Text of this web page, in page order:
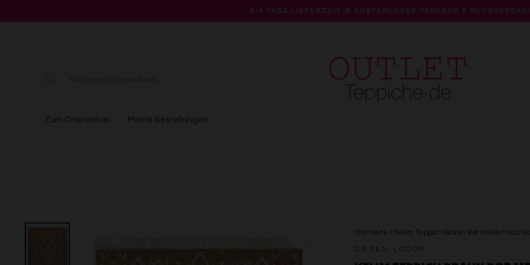
Pause
2-4 TAGE LIEFERZEIT 🛒 KOSTENLOSER VERSAND &
Zum Onlineshop Meine Bestellungen
Startseite / Kelim Teppich Braun Rot meliert aus
GREEN LOOOP